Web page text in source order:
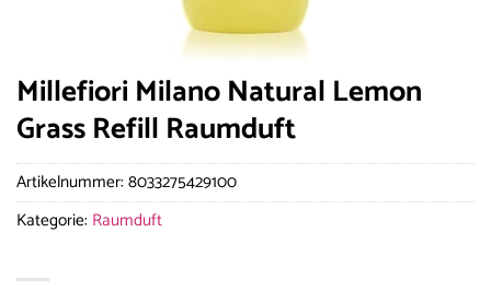
Millefiori Milano Natural Lemon
Grass Refill Raumduft
Artikelnummer: 8033275429100
Kategorie: Raumduft